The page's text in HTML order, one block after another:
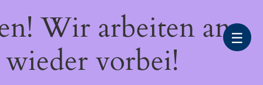
Wir arbeiten an
vorbei!
☰